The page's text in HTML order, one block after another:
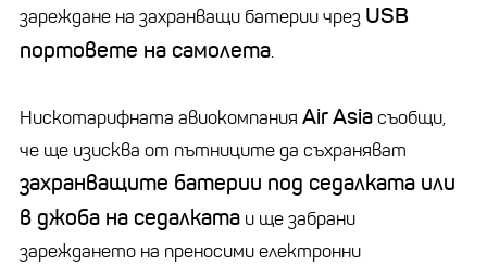
зареждане на захранващи батерии чрез USB
портовете на самолета.
Нискотарифната авиокомпания Air Asiaсъобщи,
че ще изисква от пътниците да съхраняват
захранващите батерии под седалката или
в джоба на седалката и ще забрани
зареждането на преносими електронни